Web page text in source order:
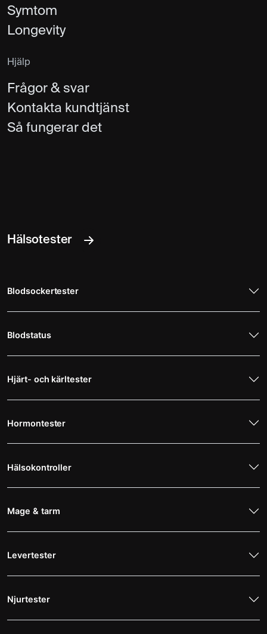
Symtom
Longevity
Hjälp
Frågor & svar
Kontakta kundtjänst
Så fungerar det
Hälsotester
Blodsockertester
Blodstatus
Hjärt- och kärltester
Hormontester
Hälsokontroller
Mage & tarm
Levertester
Njurtester